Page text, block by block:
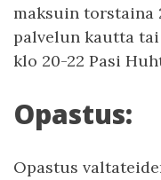
maksuin torstaina
palvelun kautta
klo 20-22 Pasi
Opastus:
Opastus